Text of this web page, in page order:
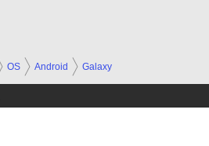
OS Android Galaxy